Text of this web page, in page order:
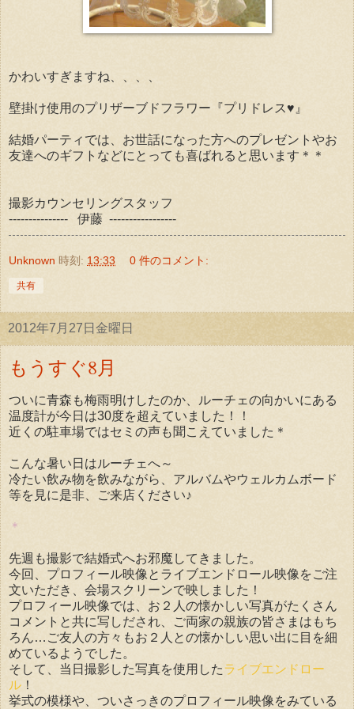
かわいすぎますね、、、、
壁掛け使用のプリザーブドフラワー『プリドレス♥』
結婚パーティでは、お世話になった方へのプレゼントやお
友達へのギフトなどにとっても喜ばれると思います＊＊
撮影カウンセリングスタッフ
--------------- 伊藤 -----------------
Unknown 時刻: 13:33 0 件のコメント:
共有
2012年7月27日金曜日
もうすぐ8月
ついに青森も梅雨明けしたのか、ルーチェの向かいにある
温度計が今日は30度を超えていました！！
近くの駐車場ではセミの声も聞こえていました＊
こんな暑い日はルーチェへ～
冷たい飲み物を飲みながら、アルバムやウェルカムボード
等を見に是非、ご来店ください♪
＊
先週も撮影で結婚式へお邪魔してきました。
今回、プロフィール映像とライブエンドロール映像をご注
文いただき、会場スクリーンで映しました！
プロフィール映像では、お２人の懐かしい写真がたくさん
コメントと共に写しだされ、ご両家の親族の皆さまはもち
ろん…ご友人の方々もお２人との懐かしい思い出に目を細
めているようでした。
そして、当日撮影した写真を使用したライブエンドロー
ル ！
挙式の模様や、ついさっきのプロフィール映像をみている